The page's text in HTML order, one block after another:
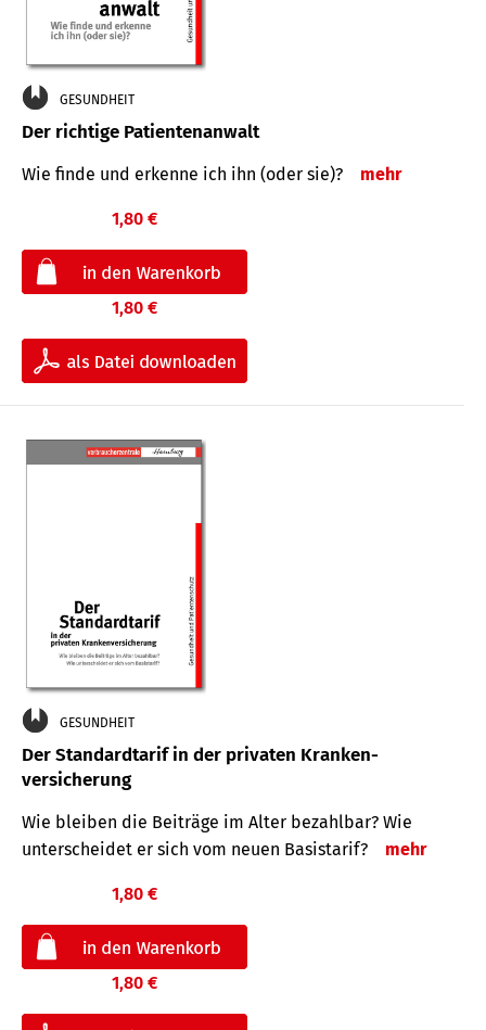
GESUNDHEIT
Der richtige Patientenanwalt
Wie finde und erkenne ich ihn (oder sie)? mehr
1,80 €
1,80 €
GESUNDHEIT
Der Standard­tarif in der privaten Kranken­
versicherung
Wie bleiben die Beiträge im Alter bezahlbar? Wie
unterscheidet er sich vom neuen Basistarif?
mehr
1,80 €
1,80 €